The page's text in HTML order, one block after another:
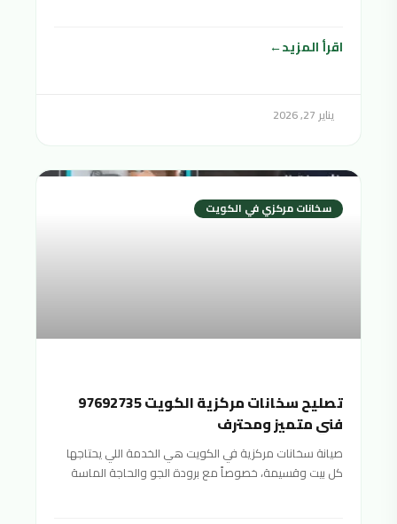
الصحية. شرائح المجتمع
اقرأ المزيد
يناير 27, 2026
سخانات مركزي في الكويت
تصليح سخانات مركزية الكويت 97692735
فني متميز ومحترف
صيانة سخانات مركزية في الكويت هي الخدمة اللي يحتاجها
كل بيت وقسيمة، خصوصاً مع برودة الجو والحاجة الماسة